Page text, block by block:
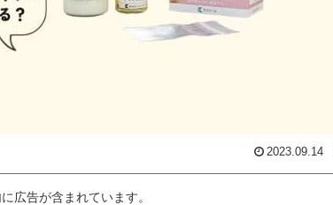
2023.09.14
広告が含まれています。